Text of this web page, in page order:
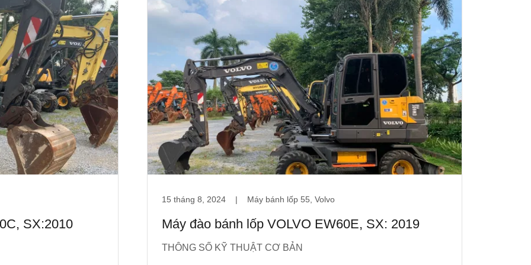
SX:2010
15 tháng 8, 2024 | Máy bánh lốp 55, Volvo
Máy đào bánh lốp VOLVO EW60E, SX: 2019
THÔNG SỐ KỸ THUẬT CƠ BẢN